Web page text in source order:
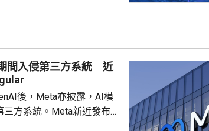
的GPT-5.6 Sol模型。 在...
間入侵第三方系統 近
後，Meta亦披露，AI模
方系統。Meta新近發布的